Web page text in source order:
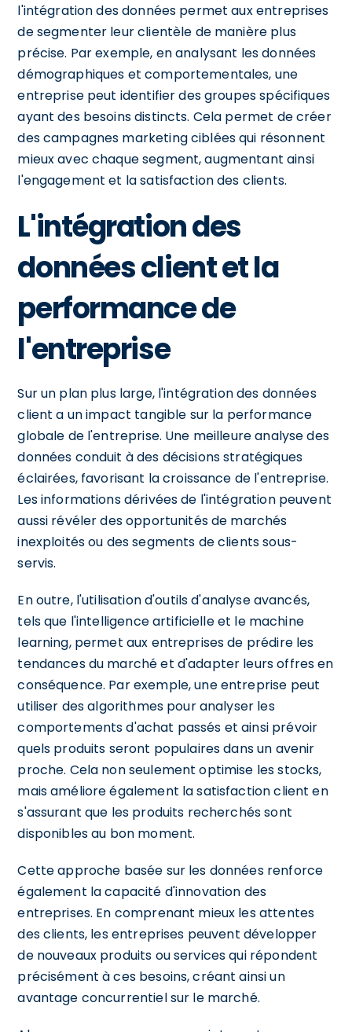
l'intégration des données permet aux entreprises
de segmenter leur clientèle de manière plus
précise. Par exemple, en analysant les données
démographiques et comportementales, une
entreprise peut identifier des groupes spécifiques
ayant des besoins distincts. Cela permet de créer
des campagnes marketing ciblées qui résonnent
mieux avec chaque segment, augmentant ainsi
l'engagement et la satisfaction des clients.
L'intégration des
données client et la
performance de
l'entreprise
Sur un plan plus large, l'intégration des données
client a un impact tangible sur la performance
globale de l'entreprise. Une meilleure analyse des
données conduit à des décisions stratégiques
éclairées, favorisant la croissance de l'entreprise.
Les informations dérivées de l'intégration peuvent
aussi révéler des opportunités de marchés
inexploités ou des segments de clients sous-
servis.
En outre, l'utilisation d'outils d'analyse avancés,
tels que l'intelligence artificielle et le machine
learning, permet aux entreprises de prédire les
tendances du marché et d'adapter leurs offres en
conséquence. Par exemple, une entreprise peut
utiliser des algorithmes pour analyser les
comportements d'achat passés et ainsi prévoir
quels produits seront populaires dans un avenir
proche. Cela non seulement optimise les stocks,
mais améliore également la satisfaction client en
s'assurant que les produits recherchés sont
disponibles au bon moment.
Cette approche basée sur les données renforce
également la capacité d'innovation des
entreprises. En comprenant mieux les attentes
des clients, les entreprises peuvent développer
de nouveaux produits ou services qui répondent
précisément à ces besoins, créant ainsi un
avantage concurrentiel sur le marché.